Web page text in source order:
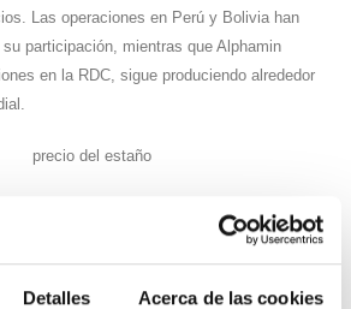
Detalles Acerca de las cookies
Las operaciones en Perú y Bolivia han
participación, mientras que Alphamin
en la RDC, sigue produciendo alrededor
han aumentado, particularmente en
casiterita, que requieren procesos